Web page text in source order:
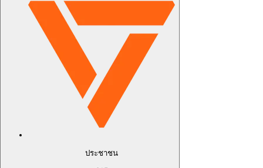
ประชาชน